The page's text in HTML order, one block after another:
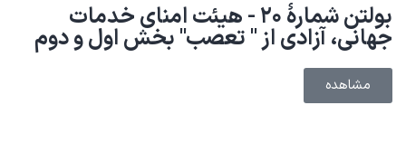
بولتن شمارهٔ ۲۰ - هیئت امنای خدمات
جهانی، آزادی از '' تعصب'' بخش اول و دوم
مشاهده